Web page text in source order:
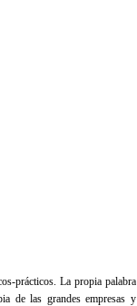
prácticos. La propia palabra
de las grandes empresas y